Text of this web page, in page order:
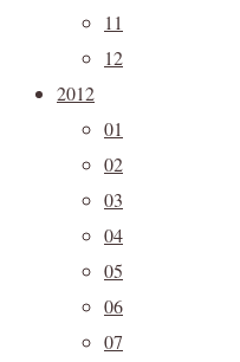
11
12
2012
01
02
03
04
05
06
07